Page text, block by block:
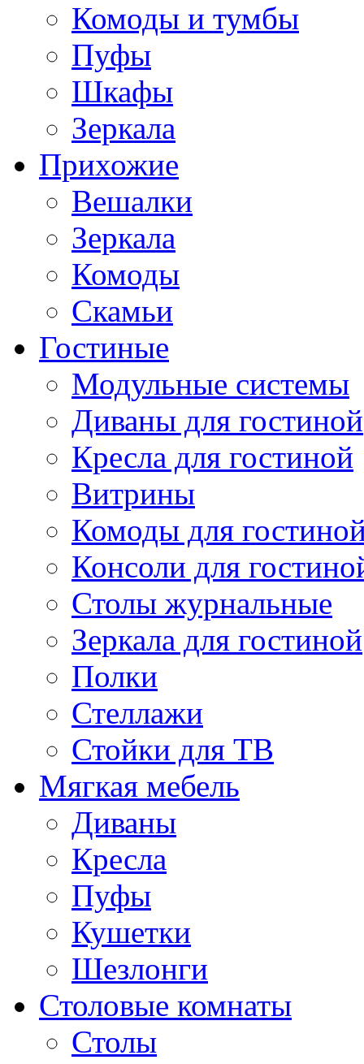
Комоды и тумбы
Пуфы
Шкафы
Зеркала
Прихожие
Вешалки
Зеркала
Комоды
Скамьи
Гостиные
Модульные системы
Диваны для гостиной
Кресла для гостиной
Витрины
Комоды для
Консоли для
Столы журнальные
Зеркала для гостиной
Полки
Стеллажи
Стойки для ТВ
Мягкая мебель
Диваны
Кресла
Пуфы
Кушетки
Шезлонги
Столовые комнаты
Столы